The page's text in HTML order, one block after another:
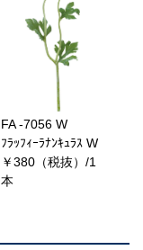
FA -7056 W
ﾌﾗｯﾌｨｰﾗﾅﾝｷｭﾗｽ W
￥380（税抜）/1
本